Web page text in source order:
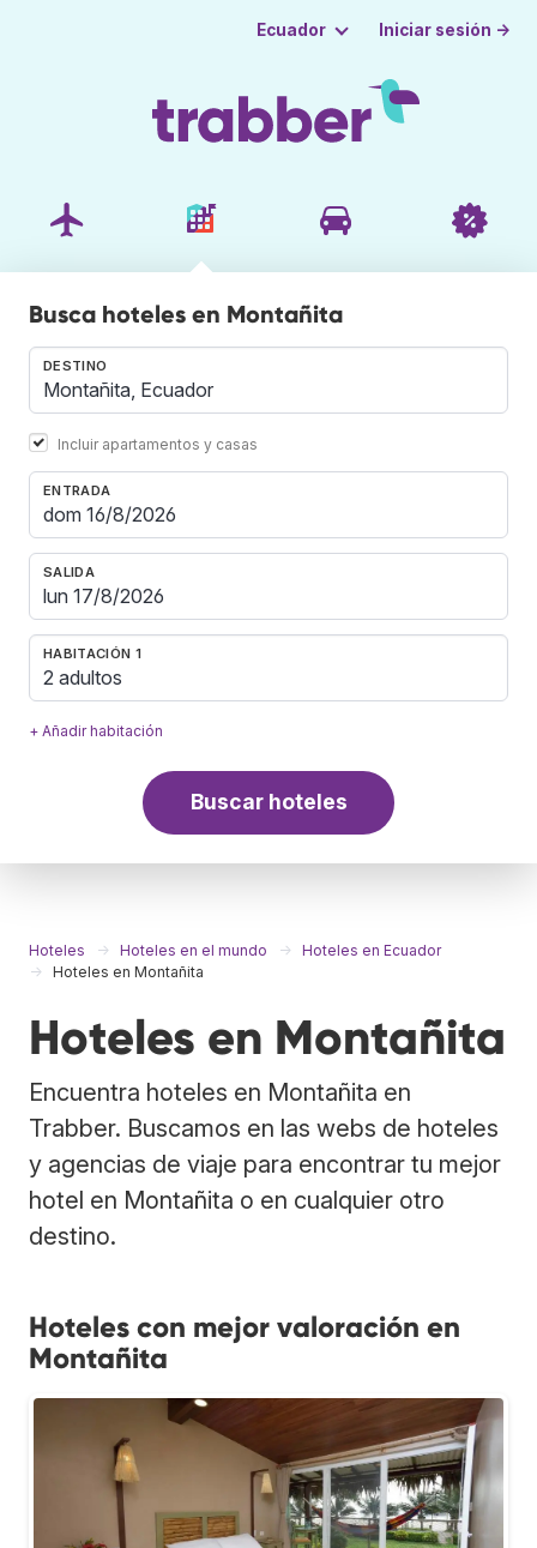
Ecuador Iniciar sesión →
Busca hoteles en Montañita
DESTINO
Incluir apartamentos y casas
ENTRADA
SALIDA
HABITACIÓN 1
2 adultos
+ Añadir habitación
Buscar hoteles
Hoteles Hoteles en el mundo
Hoteles en Ecuador
Hoteles en Montañita
Hoteles en Montañita
Encuentra hoteles en Montañita en
Trabber. Buscamos en las webs de hoteles
y agencias de viaje para encontrar tu mejor
hotel en Montañita o en cualquier otro
destino.
Hoteles con mejor valoración en
Montañita